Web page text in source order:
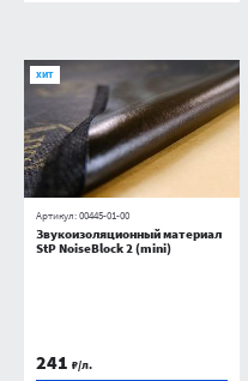
ХИТ
Артикул:00445-01-00
Звукоизоляционный материал
StP NoiseBlock 2 (mini)
241 ₽/л.